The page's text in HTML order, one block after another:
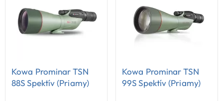
Kowa Prominar TSN
88S Spektív (priamy)
Kowa Prominar TSN
99S Spektív (priamy)